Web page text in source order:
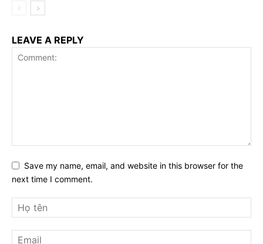
LEAVE A REPLY
Save my name, email, and website in this browser for the
next time I comment.